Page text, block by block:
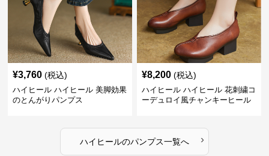
¥3,760 (税込)
ハイヒール ハイヒール 美脚効果
のとんがりパンプス
¥8,200 (税込)
ハイヒール ハイヒール 花刺繍コ
ーデュロイ風チャンキーヒール
ハイヒールのパンプス一覧へ ›